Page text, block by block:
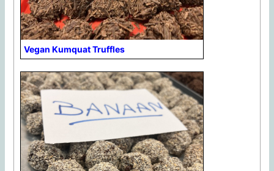
Vegan Kumquat Truffles